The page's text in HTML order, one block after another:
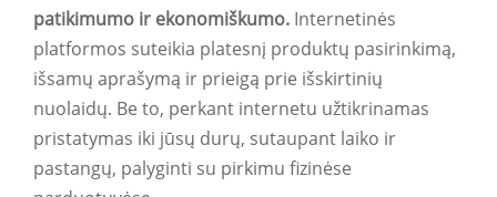
patikimumo ir ekonomiškumo. Internetinės
platformos suteikia platesnį produktų pasirinkimą,
išsamų aprašymą ir prieigą prie išskirtinių
nuolaidų. Be to, perkant internetu užtikrinamas
pristatymas iki jūsų durų, sutaupant laiko ir
pastangų, palyginti su pirkimu fizinėse